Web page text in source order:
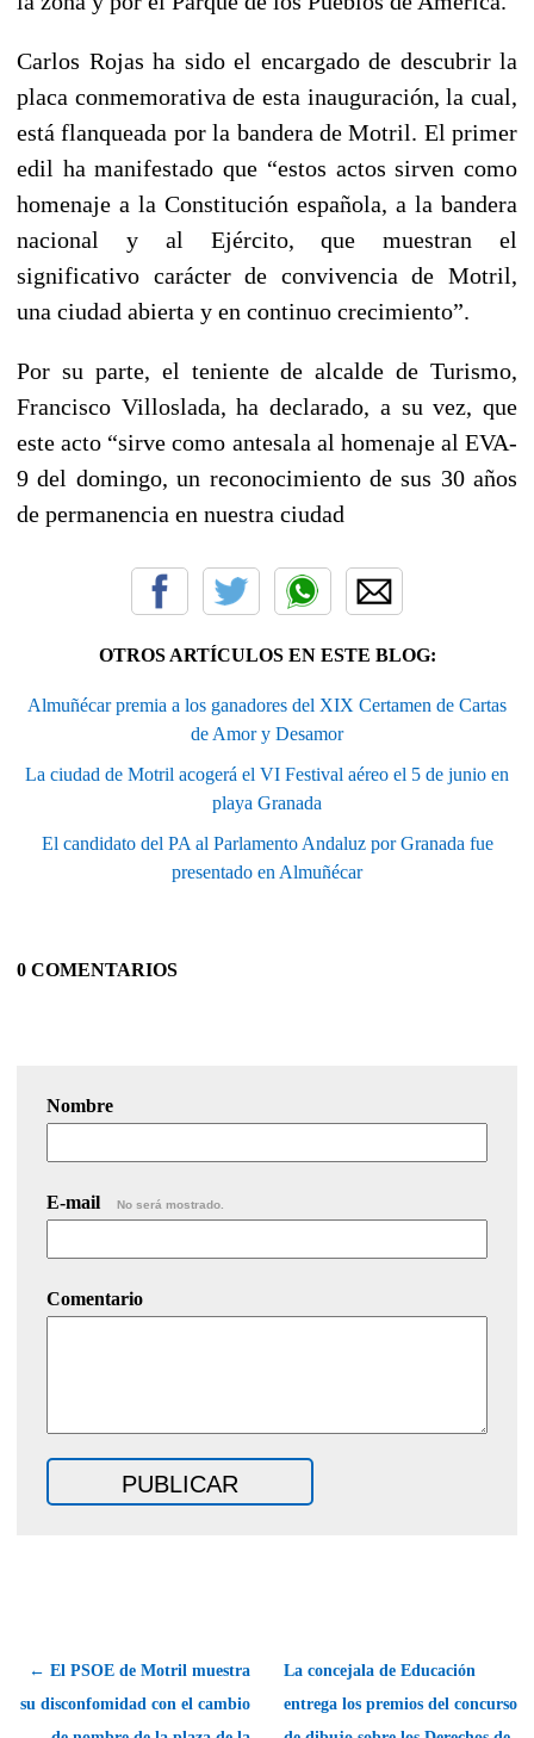
Carlos Rojas ha sido el encargado de descubrir la
placa conmemorativa de esta inauguración, la cual,
está flanqueada por la bandera de Motril. El primer
edil ha manifestado que “estos actos sirven como
homenaje a la Constitución española, a la bandera
nacional y al Ejército, que muestran el
significativo carácter de convivencia de Motril,
una ciudad abierta y en continuo crecimiento”.
Por su parte, el teniente de alcalde de Turismo,
Francisco Villoslada, ha declarado, a su vez, que
este acto “sirve como antesala al homenaje al EVA-
9 del domingo, un reconocimiento de sus 30 años
de permanencia en nuestra ciudad
OTROS ARTÍCULOS EN ESTE BLOG:
Almuñécar premia a los ganadores del XIX Certamen de Cartas
de Amor y Desamor
La ciudad de Motril acogerá el VI Festival aéreo el 5 de junio en
playa Granada
El candidato del PA al Parlamento Andaluz por Granada fue
presentado en Almuñécar
0 COMENTARIOS
Nombre
E-mail No será mostrado.
Comentario
← El PSOE de Motril muestra
su disconfomidad con el cambio
La concejala de Educación
entrega los premios del concurso